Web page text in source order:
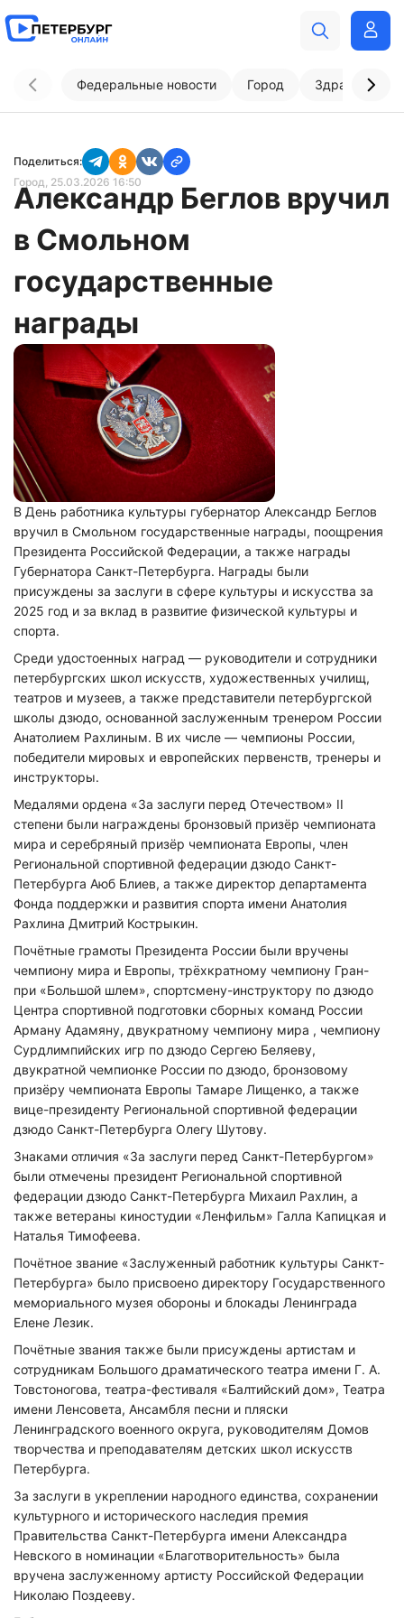
Федеральные новости Город
Поделиться:
Город, 25.03.2026 16:50
Александр Беглов вручил
в Смольном
государственные
награды
В День работника культуры губернатор Александр Беглов
вручил в Смольном государственные награды, поощрения
Президента Российской Федерации, а также награды
Губернатора Санкт-Петербурга. Награды были
присуждены за заслуги в сфере культуры и искусства за
2025 год и за вклад в развитие физической культуры и
спорта.
Среди удостоенных наград — руководители и сотрудники
петербургских школ искусств, художественных училищ,
театров и музеев, а также представители петербургской
школы дзюдо, основанной заслуженным тренером России
Анатолием Рахлиным. В их числе — чемпионы России,
победители мировых и европейских первенств, тренеры и
инструкторы.
Медалями ордена «За заслуги перед Отечеством» II
степени были награждены бронзовый призёр чемпионата
мира и серебряный призёр чемпионата Европы, член
Региональной спортивной федерации дзюдо Санкт-
Петербурга Аюб Блиев, а также директор департамента
Фонда поддержки и развития спорта имени Анатолия
Рахлина Дмитрий Кострыкин.
Почётные грамоты Президента России были вручены
чемпиону мира и Европы, трёхкратному чемпиону Гран-
при «Большой шлем», спортсмену-инструктору по дзюдо
Центра спортивной подготовки сборных команд России
Арману Адамяну, двукратному чемпиону мира , чемпиону
Сурдлимпийских игр по дзюдо Сергею Беляеву,
двукратной чемпионке России по дзюдо, бронзовому
призёру чемпионата Европы Тамаре Лищенко, а также
вице-президенту Региональной спортивной федерации
дзюдо Санкт-Петербурга Олегу Шутову.
Знаками отличия «За заслуги перед Санкт-Петербургом»
были отмечены президент Региональной спортивной
федерации дзюдо Санкт-Петербурга Михаил Рахлин, а
также ветераны киностудии «Ленфильм» Галла Капицкая и
Наталья Тимофеева.
Почётное звание «Заслуженный работник культуры Санкт-
Петербурга» было присвоено директору Государственного
мемориального музея обороны и блокады Ленинграда
Елене Лезик.
Почётные звания также были присуждены артистам и
сотрудникам Большого драматического театра имени Г. А.
Товстоногова, театра-фестиваля «Балтийский дом», Театра
имени Ленсовета, Ансамбля песни и пляски
Ленинградского военного округа, руководителям Домов
творчества и преподавателям детских школ искусств
Петербурга.
За заслуги в укреплении народного единства, сохранении
культурного и исторического наследия премия
Правительства Санкт-Петербурга имени Александра
Невского в номинации «Благотворительность» была
вручена заслуженному артисту Российской Федерации
Николаю Поздееву.